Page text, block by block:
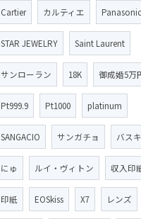
Cartier カルティエ Panasonic
STAR JEWELRY Saint Laurent
サンローラン 18K 御成婚5万
Pt999.9 Pt1000 platinum
SANGACIO サンガチョ バス
にゅ ルイ・ヴィトン 収入印
印紙 EOSkiss X7 レンズ